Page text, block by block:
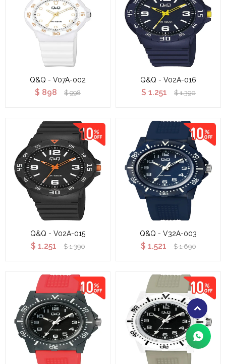
Q&Q - V07A-002
$ 898 $ 998
Q&Q - V02A-016
$ 1.251 $ 1.390
Q&Q - V02A-015
$ 1.251 $ 1.390
Q&Q - V32A-003
$ 1.521 $ 1.690